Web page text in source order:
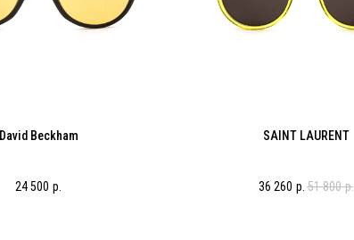
David Beckham
24 500 р.
SAINT LAURENT
36 260 р. 51 800 р.